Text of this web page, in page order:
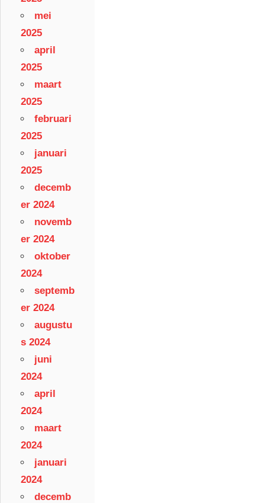
mei
2025
april
2025
maart
2025
februari
2025
januari
2025
decemb
er 2024
novemb
er 2024
oktober
2024
septemb
er 2024
augustu
s 2024
juni
2024
april
2024
maart
2024
januari
2024
decemb